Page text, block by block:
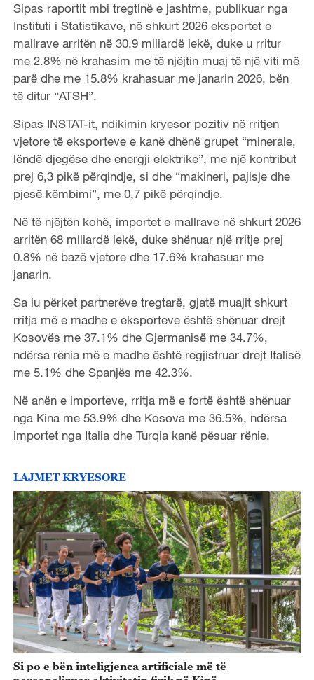
Sipas raportit mbi tregtinë e jashtme, publikuar nga
Instituti i Statistikave, në shkurt 2026 eksportet e
mallrave arritën në 30.9 miliardë lekë, duke u rritur
me 2.8% në krahasim me të njëjtin muaj të një viti më
parë dhe me 15.8% krahasuar me janarin 2026, bën
të ditur “ATSH”.
Sipas INSTAT-it, ndikimin kryesor pozitiv në rritjen
vjetore të eksporteve e kanë dhënë grupet “minerale,
lëndë djegëse dhe energji elektrike”, me një kontribut
prej 6,3 pikë përqindje, si dhe “makineri, pajisje dhe
pjesë këmbimi”, me 0,7 pikë përqindje.
Në të njëjtën kohë, importet e mallrave në shkurt 2026
arritën 68 miliardë lekë, duke shënuar një rritje prej
0.8% në bazë vjetore dhe 17.6% krahasuar me
janarin.
Sa iu përket partnerëve tregtarë, gjatë muajit shkurt
rritja më e madhe e eksporteve është shënuar drejt
Kosovës me 37.1% dhe Gjermanisë me 34.7%,
ndërsa rënia më e madhe është regjistruar drejt Italisë
me 5.1% dhe Spanjës me 42.3%.
Në anën e importeve, rritja më e fortë është shënuar
nga Kina me 53.9% dhe Kosova me 36.5%, ndërsa
importet nga Italia dhe Turqia kanë pësuar rënie.
LAJMET KRYESORE
Si po e bën inteligjenca artificiale më të